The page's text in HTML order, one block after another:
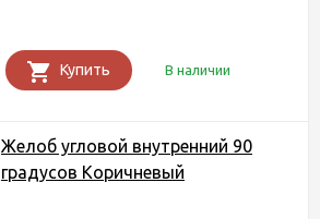
Купить В наличии
Желоб угловой внутренний 90
градусов Коричневый